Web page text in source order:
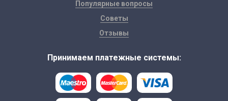
Популярные вопросы
Советы
Отзывы
Принимаем платежные системы: